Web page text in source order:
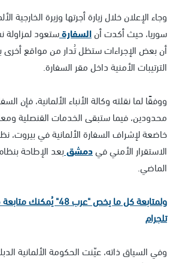
وجاء الإعلان خلال زيارة أجرتها وزيرة الخارجية
سوريا، حيث أكدت أنالسفارةستعود لمزاولة
أن بعض الإجراءات ستظل تُدار من مواقع
الترتيبات الأمنية داخل مقر السفارة.
ووفقًا لما نقلته وكالة الأنباء الألمانية، فإن
محدودين، فيما ستبقى الخدمات القنصلية
خاضعة لإشراف السفارة الألمانية في بيروت،
الاستقرار الأمني فيدمشقبعد الإطاحة
الماضي.
ولمتابعة كل ما يخص "عرب 48"
تلجرام
وفي السياق ذاته، عيّنت الحكومة الألمانية